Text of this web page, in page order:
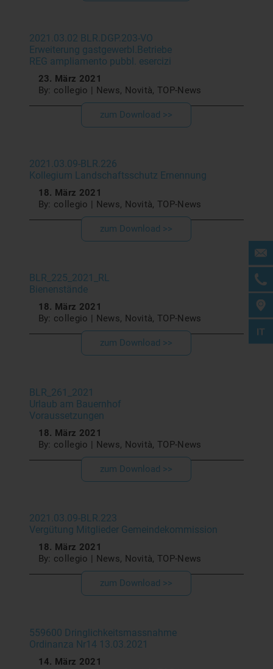
2021.03.02 BLR.DGP.203-VO
Erweiterung gastgewerbl.Betriebe
REG ampliamento pubbl. esercizi
23. März 2021
By: collegio | News, Novità, TOP-News
zum Download >>
2021.03.09-BLR.226
Kollegium Landschaftsschutz Ernennung
18. März 2021
By: collegio | News, Novità, TOP-News
zum Download >>
BLR_225_2021_RL
Bienenstände
18. März 2021
By: collegio | News, Novità, TOP-News
zum Download >>
BLR_261_2021
Urlaub am Bauernhof
Voraussetzungen
18. März 2021
By: collegio | News, Novità, TOP-News
zum Download >>
2021.03.09-BLR.223
Vergütung Mitglieder Gemeindekommission
18. März 2021
By: collegio | News, Novità, TOP-News
zum Download >>
559600 Dringlichkeitsmassnahme
Ordinanza Nr14 13.03.2021
14. März 2021